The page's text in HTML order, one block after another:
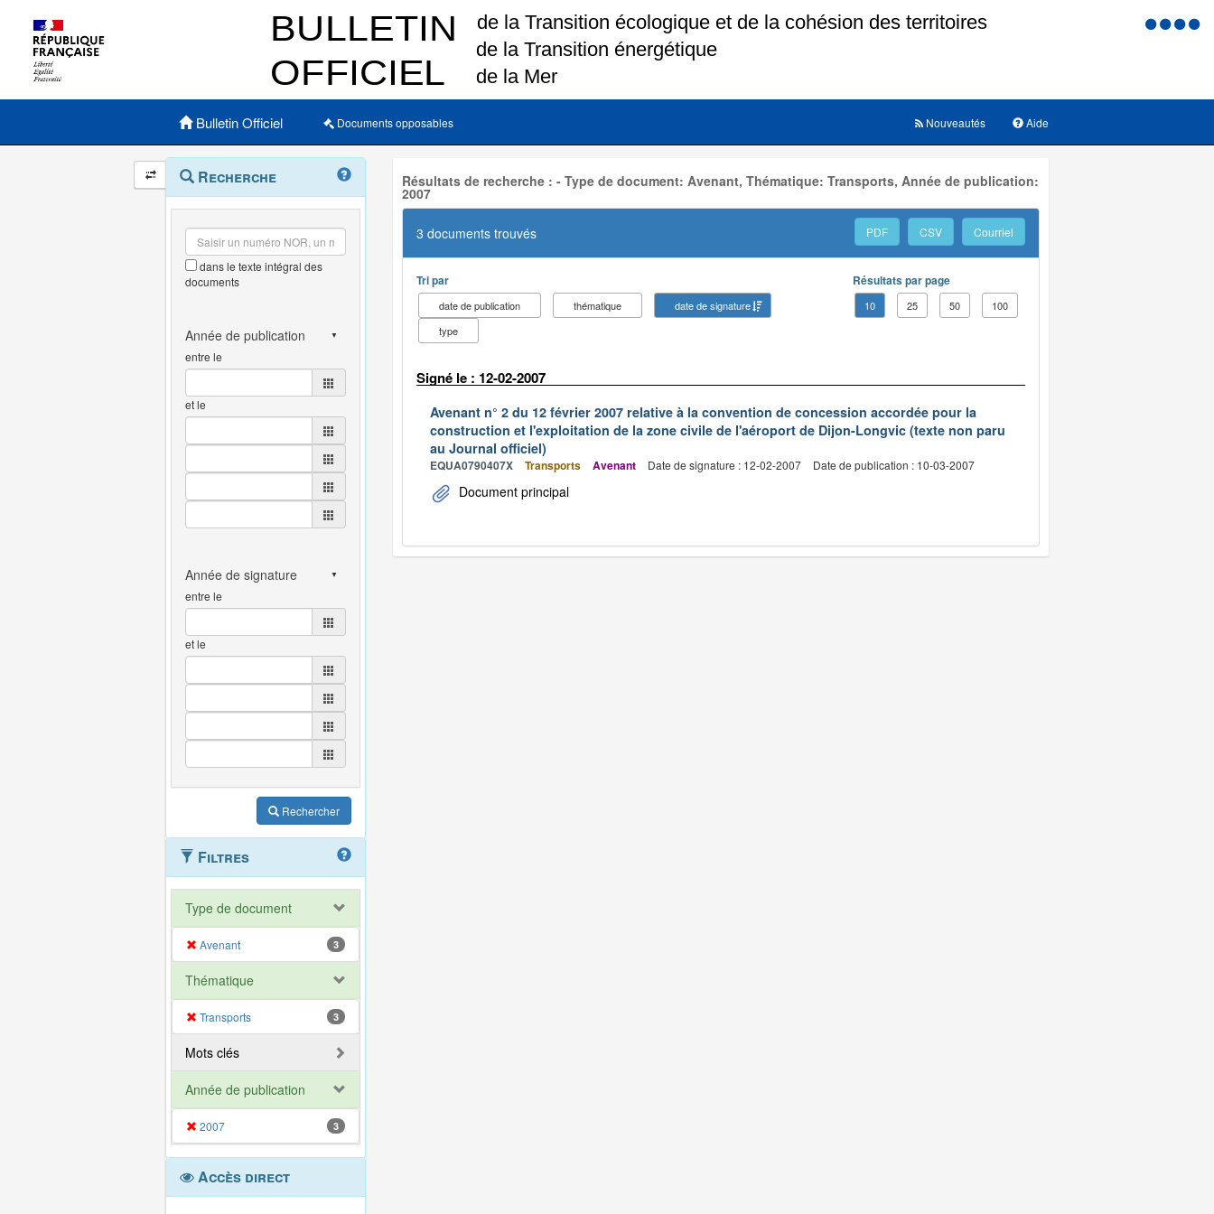
Menu
Menu principal
Bulletin Officiel Documents opposables Aide
Nouveautés
Navigation
et
outils
annexes
Menu
contextuel
Recherche
dans le texte intégral des
documents
entre le
et le
entre le
et le
Rechercher
Filtres
Type de document
Avenant 3
Thématique
Transports 3
Mots clés
Année de publication
2007 3
Accès direct
Résultats de recherche : - Type de document: Avenant, Thématique: Transports, Année de publication:
2007
3 documents trouvés PDF CSV Courriel
Tri par
date de publication thématique
date de signature
type
Résultats par page
10 25 50 100
Signé le : 12-02-2007
Avenant n° 2 du 12 février 2007 relative à la convention de concession accordée pour la
construction et l'exploitation de la zone civile de l'aéroport de Dijon-Longvic (texte non paru
au Journal officiel)
EQUA0790407X Transports Avenant Date de signature : 12-02-2007 Date de publication : 10-03-2007
Document principal